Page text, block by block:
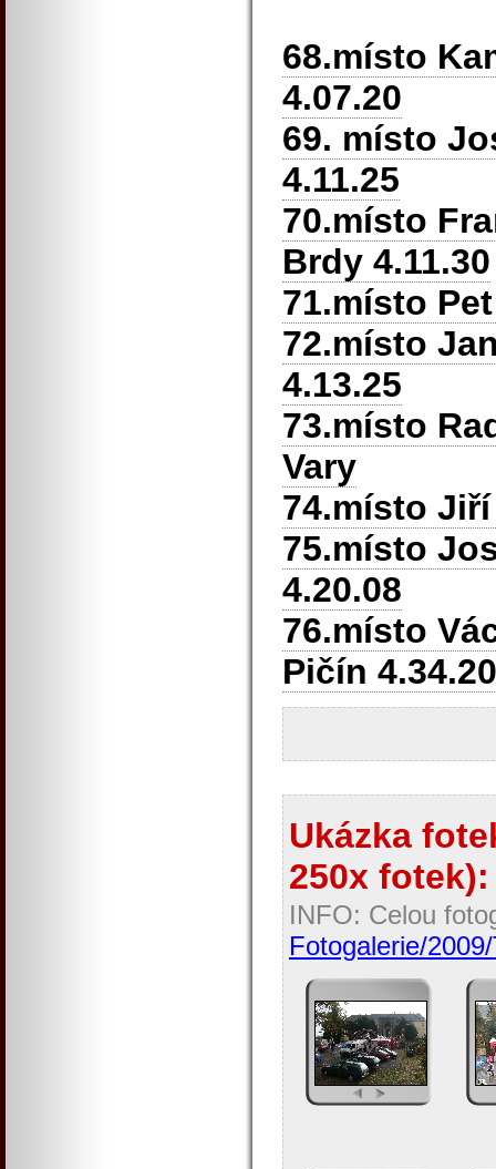
68.místo
4.07.20
69. místo
4.11.25
70.místo
Brdy 4.11.30
71.místo
72.místo
4.13.25
73.místo
Vary
74.místo Jiří
75.místo
4.20.08
76.místo
Pičín 4.34.20
Ukázka
250x fotek):
INFO: Celou
Fotogalerie/